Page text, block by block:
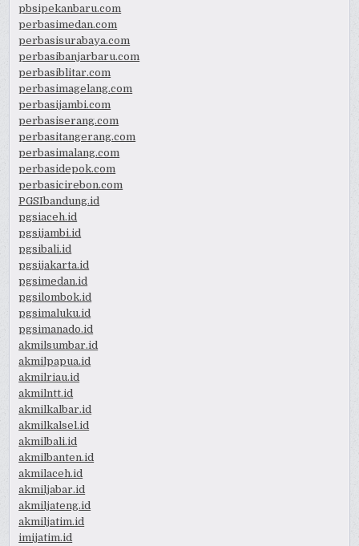
pbsipekanbaru.com
perbasimedan.com
perbasisurabaya.com
perbasibanjarbaru.com
perbasiblitar.com
perbasimagelang.com
perbasijambi.com
perbasiserang.com
perbasitangerang.com
perbasimalang.com
perbasidepok.com
perbasicirebon.com
PGSIbandung.id
pgsiaceh.id
pgsijambi.id
pgsibali.id
pgsijakarta.id
pgsimedan.id
pgsilombok.id
pgsimaluku.id
pgsimanado.id
akmilsumbar.id
akmilpapua.id
akmilriau.id
akmilntt.id
akmilkalbar.id
akmilkalsel.id
akmilbali.id
akmilbanten.id
akmilaceh.id
akmiljabar.id
akmiljateng.id
akmiljatim.id
imijatim.id